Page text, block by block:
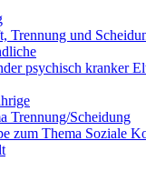
Trennung und
psychisch kranker
Trennung/Scheidung
zum Thema Soziale